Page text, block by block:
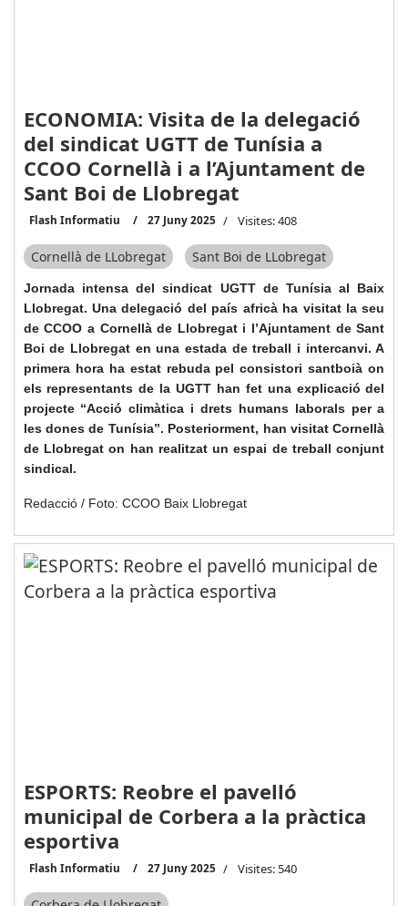
ECONOMIA: Visita de la delegació
del sindicat UGTT de Tunísia a
CCOO Cornellà i a l’Ajuntament de
Sant Boi de Llobregat
Flash Informatiu 27 Juny 2025 Visites: 408
Cornellà de LLobregat Sant Boi de LLobregat
Jornada intensa del sindicat UGTT de Tunísia al Baix
Llobregat. Una delegació del país africà ha visitat la seu
de CCOO a Cornellà de Llobregat i l’Ajuntament de Sant
Boi de Llobregat en una estada de treball i intercanvi. A
primera hora ha estat rebuda pel consistori santboià on
els representants de la UGTT han fet una explicació del
projecte “Acció climàtica i drets humans laborals per a
les dones de Tunísia”. Posteriorment, han visitat Cornellà
de Llobregat on han realitzat un espai de treball conjunt
sindical.
Redacció / Foto: CCOO Baix Llobregat
ESPORTS: Reobre el pavelló
municipal de Corbera a la pràctica
esportiva
Flash Informatiu 27 Juny 2025 Visites: 540